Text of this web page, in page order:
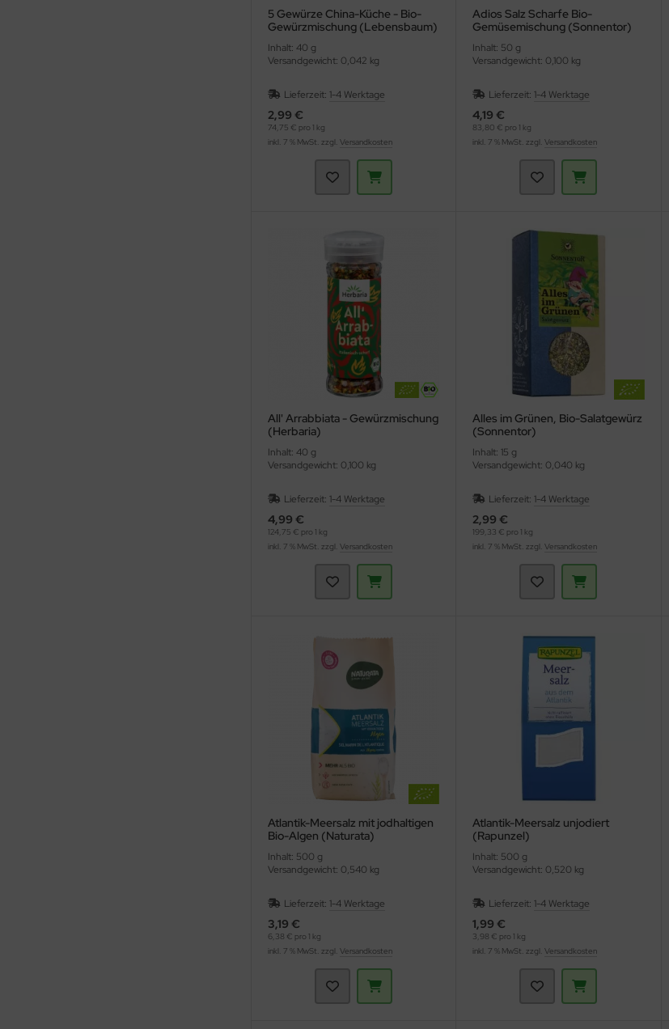
5 Gewürze China-Küche - Bio-
Gewürzmischung (Lebensbaum)
Inhalt: 40 g
Versandgewicht: 0,042 kg
Lieferzeit: 1-4 Werktage
2,99 €
74,75 € pro 1 kg
inkl. 7 % MwSt. zzgl. Versandkosten
Adios Salz Scharfe Bio-
Gemüsemischung (Sonnentor)
Inhalt: 50 g
Versandgewicht: 0,100 kg
Lieferzeit:1-4 Werktage
4,19 €
83,80 € pro 1 kg
inkl. 7 % MwSt. zzgl.Versandkosten
All' Arrabbiata - Gewürzmischung
(Herbaria)
Inhalt: 40 g
Versandgewicht: 0,100 kg
Lieferzeit: 1-4 Werktage
4,99 €
124,75 € pro 1 kg
inkl. 7 % MwSt. zzgl. Versandkosten
Alles im Grünen, Bio-Salatgewürz
(Sonnentor)
Inhalt: 15 g
Versandgewicht: 0,040 kg
Lieferzeit:1-4 Werktage
2,99 €
199,33 € pro 1 kg
inkl. 7 % MwSt. zzgl.Versandkosten
Atlantik-Meersalz mit jodhaltigen
Bio-Algen (Naturata)
Inhalt: 500 g
Versandgewicht: 0,540 kg
Lieferzeit: 1-4 Werktage
3,19 €
6,38 € pro 1 kg
inkl. 7 % MwSt. zzgl. Versandkosten
Atlantik-Meersalz unjodiert
(Rapunzel)
Inhalt: 500 g
Versandgewicht: 0,520 kg
Lieferzeit:1-4 Werktage
1,99 €
3,98 € pro 1 kg
inkl. 7 % MwSt. zzgl.Versandkosten